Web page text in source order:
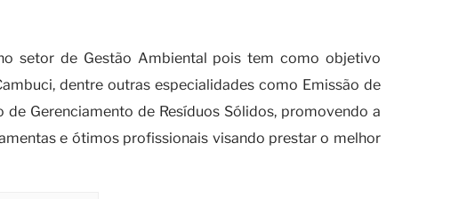
setor de Gestão Ambiental pois tem como objetivo
dentre outras especialidades como Emissão de
Gerenciamento de Resíduos Sólidos, promovendo a
e ótimos profissionais visando prestar o melhor